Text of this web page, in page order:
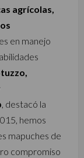
agrícolas,
en manejo
, destacó la
hemos
mapuches de
compromiso